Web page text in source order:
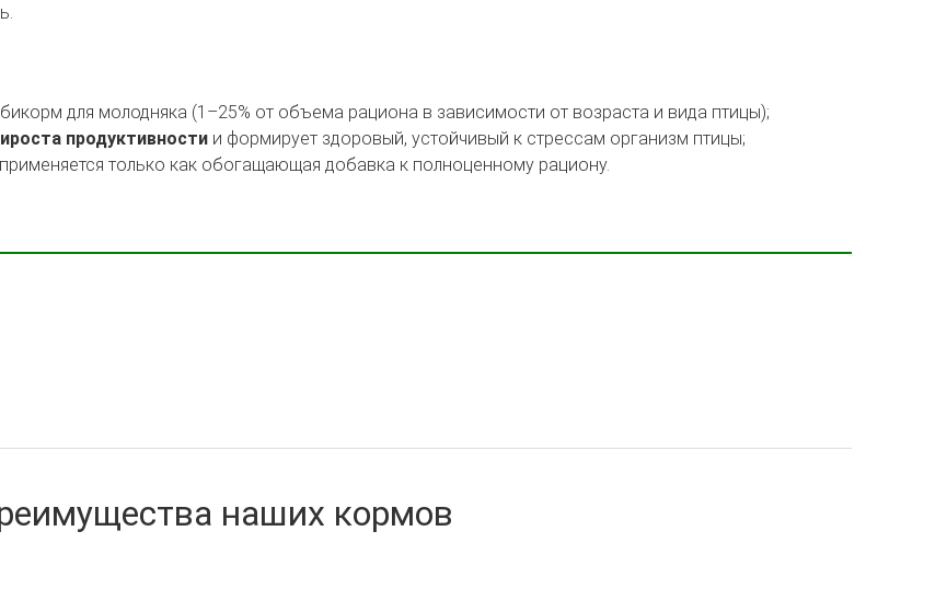
для молодняка (1–25% от объема рациона в зависимости от возраста и вида птицы);
продуктивностии формирует здоровый, устойчивый к стрессам организм птицы;
только как обогащающая добавка к полноценному рациону.
наших кормов